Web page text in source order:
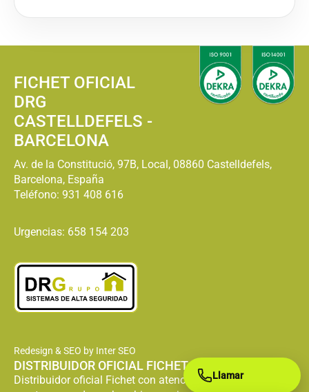
FICHET OFICIAL
DRG
CASTELLDEFELS -
BARCELONA
Av. de la Constitució, 97B, Local, 08860 Castelldefels,
Barcelona, España
Teléfono: 931 408 616
Urgencias: 658 154 203
Redesign & SEO by Inter SEO
DISTRIBUIDOR OFICIAL FICHET
Distribuidor oficial Fichet con atención especializada en
Llamar